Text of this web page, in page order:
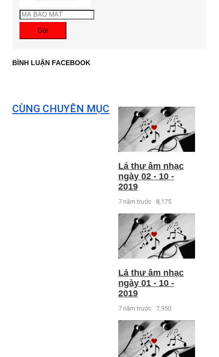
Gửi
BÌNH LUẬN FACEBOOK
CÙNG CHUYÊN MỤC
Lá thư âm nhạc
ngày 02 - 10 -
2019
7 năm trước 8,175
Lá thư âm nhạc
ngày 01 - 10 -
2019
7 năm trước 7,950